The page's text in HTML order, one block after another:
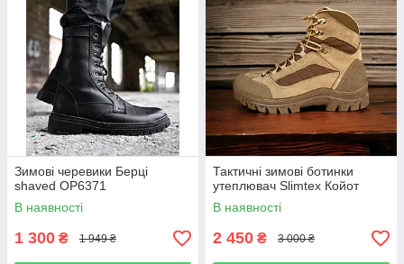
Зимові черевики Берці
shaved ОР6371
В наявності
1 300 ₴ 1 949 ₴
Тактичні зимові ботинки
утеплювач Slimtex Койот
В наявності
2 450 ₴ 3 000 ₴